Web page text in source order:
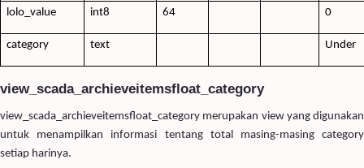
lolo_value int8 64 0
category text Under
view_scada_archieveitemsfloat_category
view_scada_archieveitemsfloat_category merupakan view yang digunakan
untuk menampilkan informasi tentang total masing-masing category
setiap harinya.